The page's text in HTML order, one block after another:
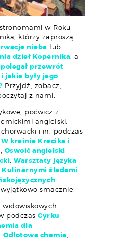
w Roku
którzy zaproszą
nieba lub
dzieł Kopernika , a
przewrót
jakie były jego
Przyjdź, zobacz,
z nami,
poćwicz z
angielski,
i in. podczas
W krainie Krecika i
Oswoić angielski
Warsztaty języka
Kulinarnymi śladami
smacznie!
podczas Cyrku
dla
Odlotowa chemia